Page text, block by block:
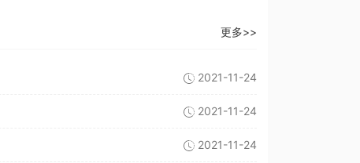
更多>>
2021-11-24
2021-11-24
2021-11-24